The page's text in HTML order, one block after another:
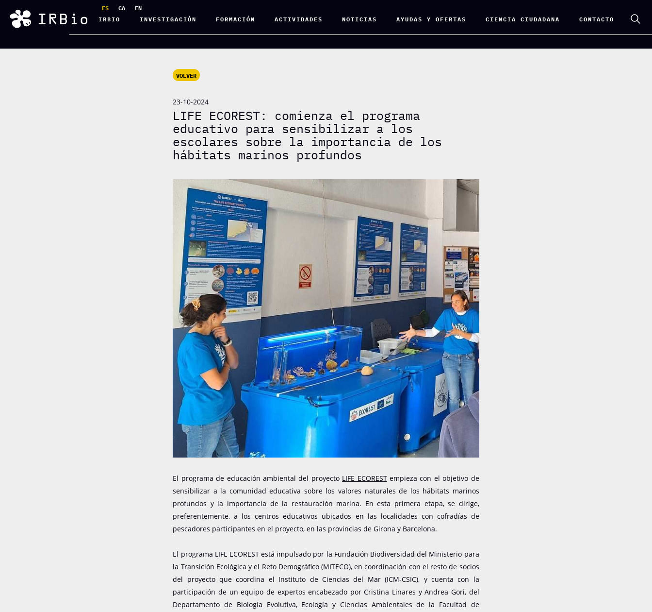
ES CA
EN
IRBIO
INVESTIGACIÓN FORMACIÓN ACTIVIDADES NOTICIAS AYUDAS Y OFERTAS CIENCIA CIUDADANA CONTACTO
VOLVER
23-10-2024
LIFE ECOREST: comienza el programa
educativo para sensibilizar a los
escolares sobre la importancia de los
hábitats marinos profundos
El programa de educación ambiental del proyecto LIFE ECORESTempieza con el objetivo de
sensibilizar a la comunidad educativa sobre los valores naturales de los hábitats marinos
profundos y la importancia de la restauración marina. En esta primera etapa, se dirige,
preferentemente, a los centros educativos ubicados en las localidades con cofradías de
pescadores participantes en el proyecto, en las provincias de Girona y Barcelona.
El programa LIFE ECOREST está impulsado por la Fundación Biodiversidad del Ministerio para
la Transición Ecológica y el Reto Demográfico (MITECO), en coordinación con el resto de socios
del proyecto que coordina el Instituto de Ciencias del Mar (ICM-CSIC), y cuenta con la
participación de un equipo de expertos encabezado por Cristina Linares y Andrea Gori, del
Departamento de Biología Evolutiva, Ecología y Ciencias Ambientales de la Facultad de